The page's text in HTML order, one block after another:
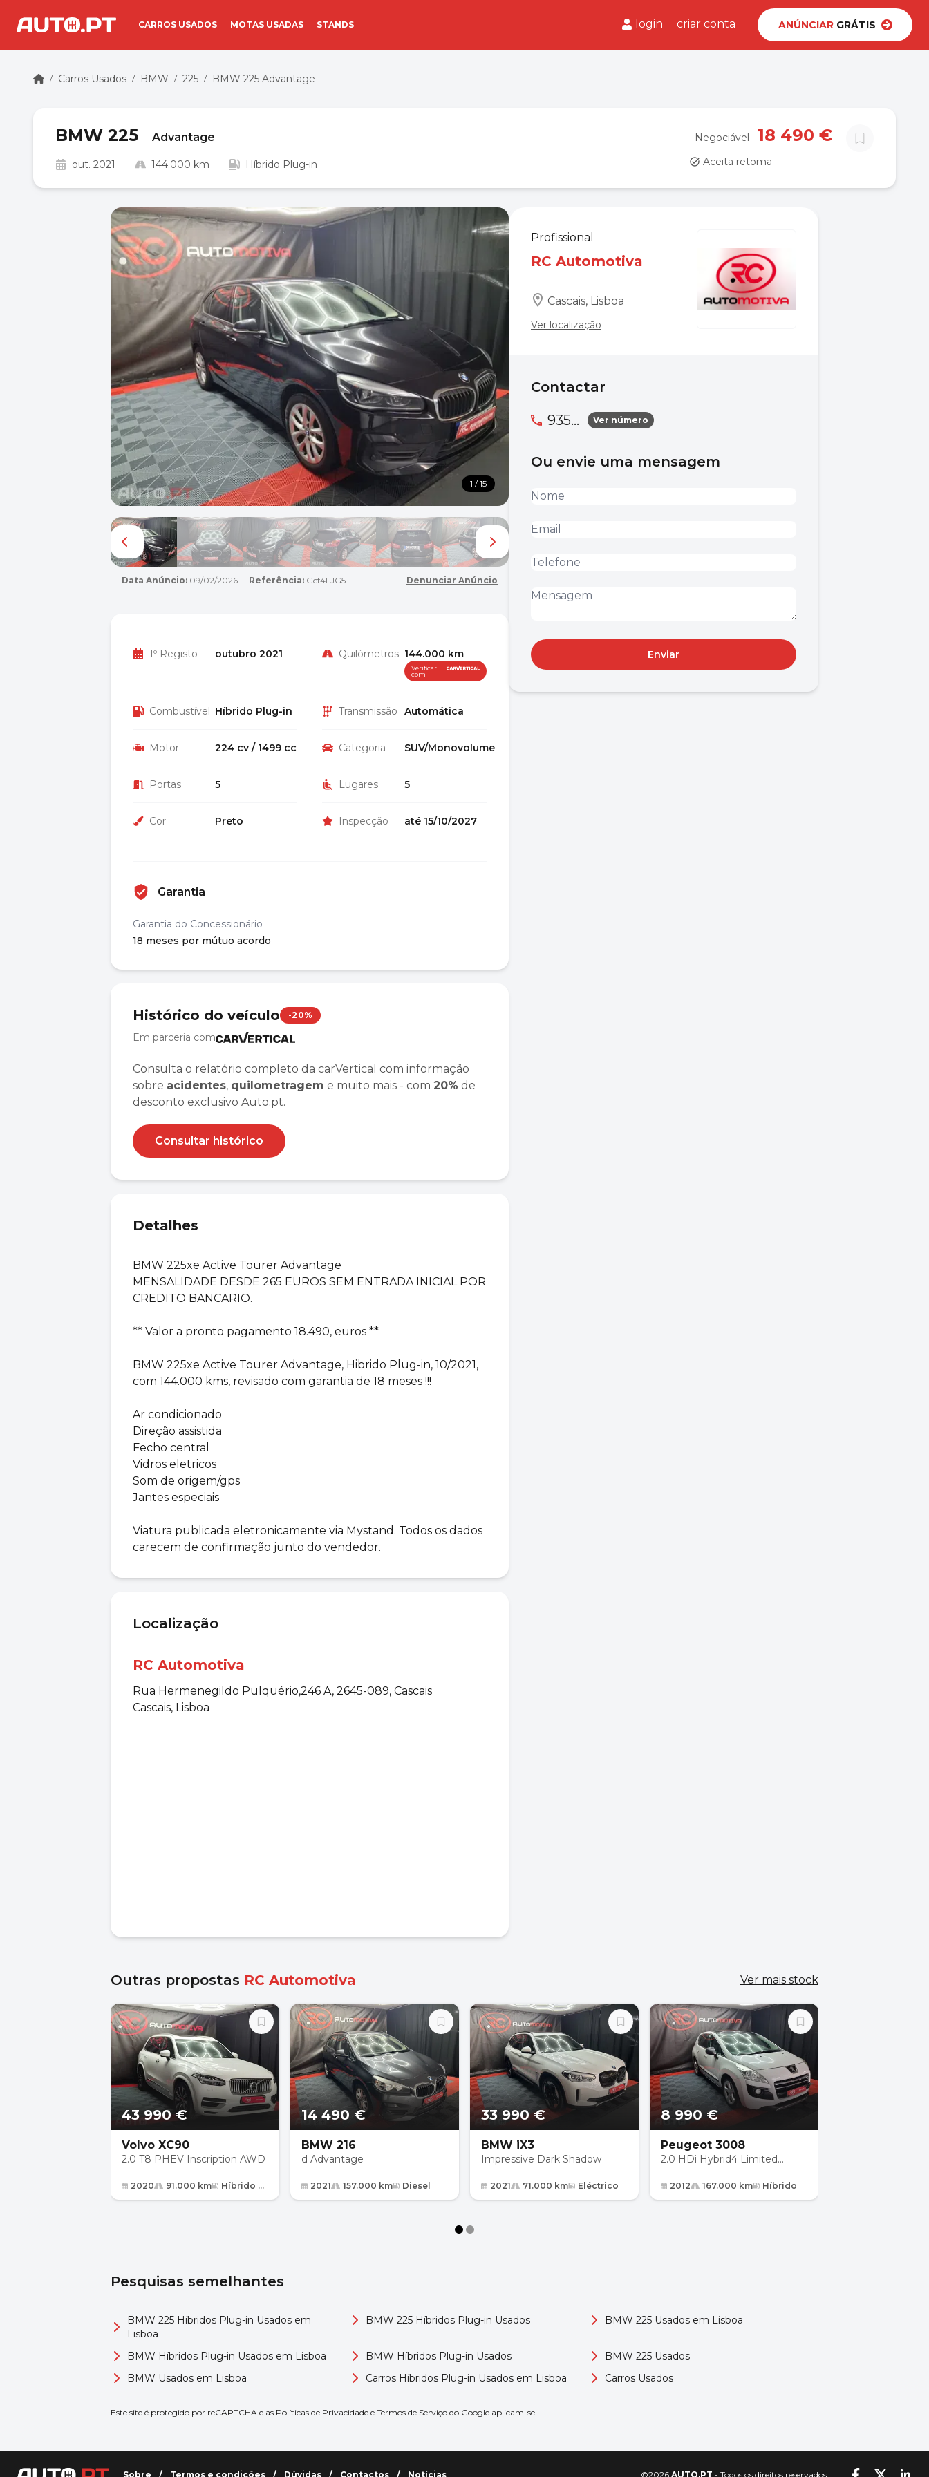
CARROS USADOS MOTAS USADAS STANDS login criar conta ANÚNCIARGRÁTIS
/ Carros Usados / BMW / 225 / BMW 225 Advantage
BMW 225 Advantage
out. 2021 144.000 km Híbrido Plug-in
18 490 €
Negociável
Aceita retoma
1 / 15
Data Anúncio: 09/02/2026 Referência: Gcf4LJG5 Denunciar Anúncio
1º Registo outubro 2021 Quilómetros 144.000 km
Verificar
com
Combustível Híbrido Plug-in Transmissão Automática
Motor 224 cv / 1499 cc Categoria SUV/Monovolume
Portas 5 Lugares 5
Cor Preto Inspecção até 15/10/2027
Garantia
Garantia do Concessionário
18 meses por mútuo acordo
Histórico do veículo -20%
Em parceria com
Consulta o relatório completo da carVertical com informação
sobre acidentes, quilometragem e muito mais - com 20% de
desconto exclusivo Auto.pt.
Consultar histórico
Detalhes
BMW 225xe Active Tourer Advantage
MENSALIDADE DESDE 265 EUROS SEM ENTRADA INICIAL POR
CREDITO BANCARIO.
** Valor a pronto pagamento 18.490, euros **
BMW 225xe Active Tourer Advantage, Hibrido Plug-in, 10/2021,
com 144.000 kms, revisado com garantia de 18 meses !!!
Ar condicionado
Direção assistida
Fecho central
Vidros eletricos
Som de origem/gps
Jantes especiais
Viatura publicada eletronicamente via Mystand. Todos os dados
carecem de confirmação junto do vendedor.
Localização
RC Automotiva
Rua Hermenegildo Pulquério,246 A, 2645-089, Cascais
Cascais, Lisboa
Profissional
RC Automotiva
Cascais, Lisboa
Ver localização
Contactar
935...
Ver número
Ou envie uma mensagem
Enviar
Outras propostas RC Automotiva Ver mais stock
43 990 €
Volvo XC90
2.0 T8 PHEV Inscription AWD
2020 91.000 km Híbrido Plug-in
14 490 €
BMW 216
d Advantage
2021 157.000 km Diesel
33 990 €
BMW iX3
Impressive Dark Shadow
2021 71.000 km Eléctrico
8 990 €
Peugeot 3008
2.0 HDi Hybrid4 Limited
2012 167.000 km Híbrido
Pesquisas semelhantes
BMW 225 Híbridos Plug-in Usados em
Lisboa
BMW 225 Híbridos Plug-in Usados BMW 225 Usados em Lisboa
BMW Híbridos Plug-in Usados em Lisboa BMW Híbridos Plug-in Usados
BMW 225 Usados
BMW Usados em Lisboa
Carros Híbridos Plug-in Usados em Lisboa Carros Usados
Este site é protegido por reCAPTCHA e as Políticas de Privacidade e Termos de Serviço do Google aplicam-se.
Sobre / Termos e condições / Dúvidas / Contactos / Notícias ©2026 AUTO.PT - Todos os direitos reservados